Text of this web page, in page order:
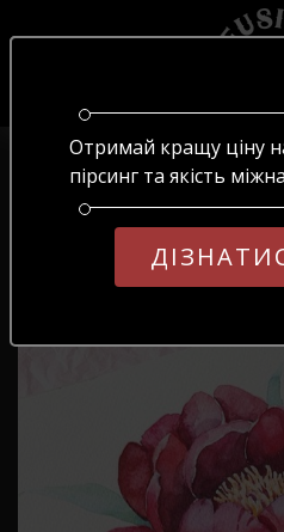
UARUEN
Отримай кращу ціну
пірсинг та якість
Головна/Блог/№10